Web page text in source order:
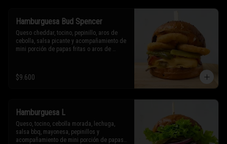
Hamburguesa Bud Spencer
Queso cheddar, tocino, pepinillo, aros de
cebolla, salsa picante y acompañamiento de
mini porción de papas fritas o aros de
* Los ingredientes no son intercambiables.
Sólo puedes solicitar eliminar un
$9.600
Hamburguesa L
Queso, tocino, cebolla morada, lechuga,
salsa bbq, mayonesa, pepinillos y
acompañamiento de mini porción de papas